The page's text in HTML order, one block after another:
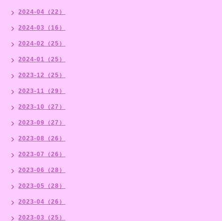
2024-04（22）
2024-03（16）
2024-02（25）
2024-01（25）
2023-12（25）
2023-11（29）
2023-10（27）
2023-09（27）
2023-08（26）
2023-07（26）
2023-06（28）
2023-05（28）
2023-04（26）
2023-03（25）